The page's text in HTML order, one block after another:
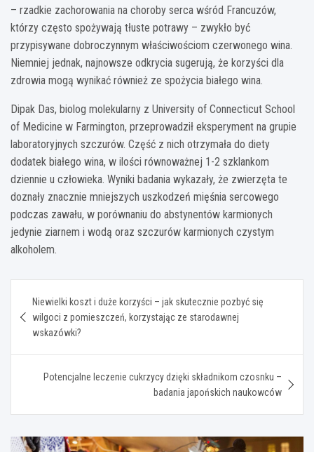
– rzadkie zachorowania na choroby serca wśród Francuzów,
którzy często spożywają tłuste potrawy – zwykło być
przypisywane dobroczynnym właściwościom czerwonego wina.
Niemniej jednak, najnowsze odkrycia sugerują, że korzyści dla
zdrowia mogą wynikać również ze spożycia białego wina.
Dipak Das, biolog molekularny z University of Connecticut School
of Medicine w Farmington, przeprowadził eksperyment na grupie
laboratoryjnych szczurów. Część z nich otrzymała do diety
dodatek białego wina, w ilości równoważnej 1-2 szklankom
dziennie u człowieka. Wyniki badania wykazały, że zwierzęta te
doznały znacznie mniejszych uszkodzeń mięśnia sercowego
podczas zawału, w porównaniu do abstynentów karmionych
jedynie ziarnem i wodą oraz szczurów karmionych czystym
alkoholem.
wpisu
Niewielki koszt i duże korzyści – jak skutecznie pozbyć się
wilgoci z pomieszczeń, korzystając ze starodawnej
wskazówki?
Potencjalne leczenie cukrzycy dzięki składnikom czosnku –
badania japońskich naukowców